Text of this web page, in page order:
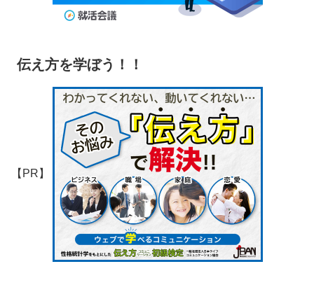
伝え方を学ぼう！！
【PR】